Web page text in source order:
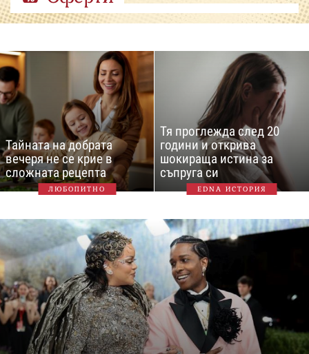
Тайната на добрата
вечеря не се крие в
сложната рецепта
ЛЮБОПИТНО
Тя проглежда след 20
години и открива
шокираща истина за
съпруга си
EDNA ИСТОРИЯ